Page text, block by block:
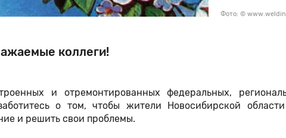
Фото: ©
коллеги!
и отремонтированных федеральных,
о том, чтобы жители Новосибирской
и решить свои проблемы.